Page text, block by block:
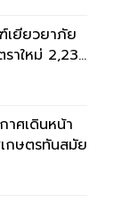
เยียวยาภัย
าใหม่ 2,236
าศเดินหน้า
กษตรทันสมัย